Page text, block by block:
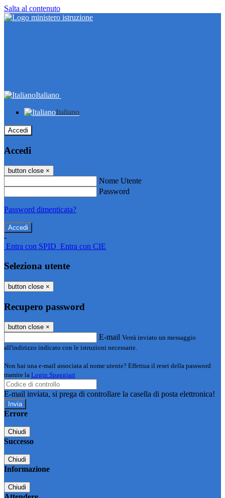
Salta al contenuto
Italiano
Italiano
Accedi
Accedi
button close ×
Nome Utente
Password
Password dimenticata?
-
Entra con SPID Entra con CIE
Seleziona utente
button close ×
Recupero password
button close ×
E-mail Verrà inviato un messaggio
all'indirizzo indicato con le istruzioni necessarie.
Non hai una e-mail associata al nome utente? Effettua il reset della password
tramite la Login Spaggiari
E-mail inviata, si prega di controllare la casella di posta elettronica!
Errore
Chiudi
Successo
Chiudi
Informazione
Chiudi